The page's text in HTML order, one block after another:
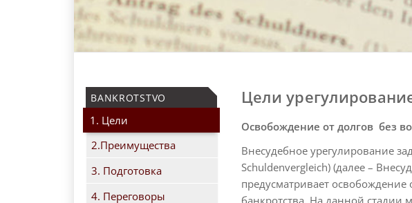
BANKROTSTVO
1. Цели
2.Преимущества
3. Подготовка
4. Переговоры
Цели
Освобождение от долгов без
Внесудебное урегулирование
Schuldenvergleich) (далее –
предусматривает освобождение
банкротства. На данной